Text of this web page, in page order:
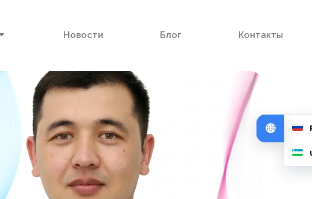
Новости Блог Контакты